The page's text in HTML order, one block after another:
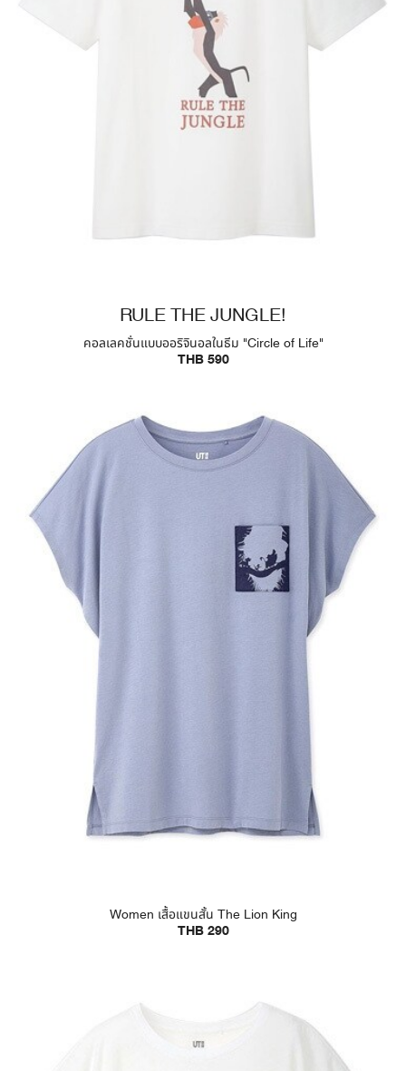
RULE THE JUNGLE!
คอลเลคชั่นแบบออริจินอลในธีม "Circle of Life"
THB 590
Women เสื้อแขนสั้น The Lion King
THB 290